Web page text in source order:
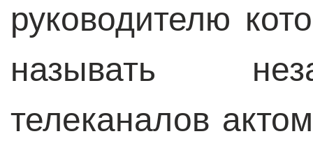
руководителю
называть
телеканалов